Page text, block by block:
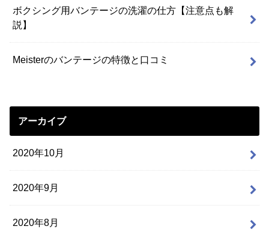
ボクシング用バンテージの洗濯の仕方【注意点も解
説】
Meisterのバンテージの特徴と口コミ
アーカイブ
2020年10月
2020年9月
2020年8月